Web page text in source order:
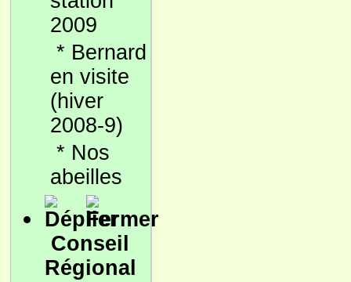
2009
* Bernard
en visite
(hiver
2008-9)
* Nos
abeilles
Conseil
Régional